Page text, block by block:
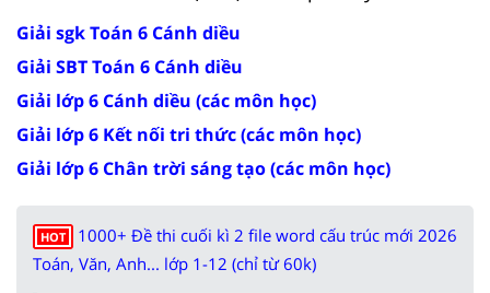
Giải sgk Toán 6 Cánh diều
Giải SBT Toán 6 Cánh diều
Giải lớp 6 Cánh diều (các môn học)
Giải lớp 6 Kết nối tri thức (các môn học)
Giải lớp 6 Chân trời sáng tạo (các môn học)
HOT
1000+ Đề thi cuối kì 2 file word cấu trúc mới 2026
Toán, Văn, Anh... lớp 1-12 (chỉ từ 60k)